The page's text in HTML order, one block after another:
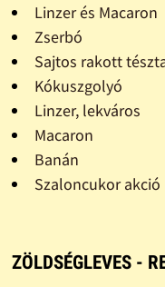
Linzer és Macaron
Zserbó
Sajtos rakott
Kókuszgolyó
Linzer, lekváros
Macaron
Banán
Szaloncukor akció
ZÖLDSÉGLEVES -